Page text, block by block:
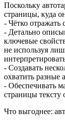
Поскольку
страницы, куда
- Чётко отражать
- Детально
ключевые
не используя
- Создавать
охватить разные
- Обеспечивать
страницы тексту
Что выгоднее: